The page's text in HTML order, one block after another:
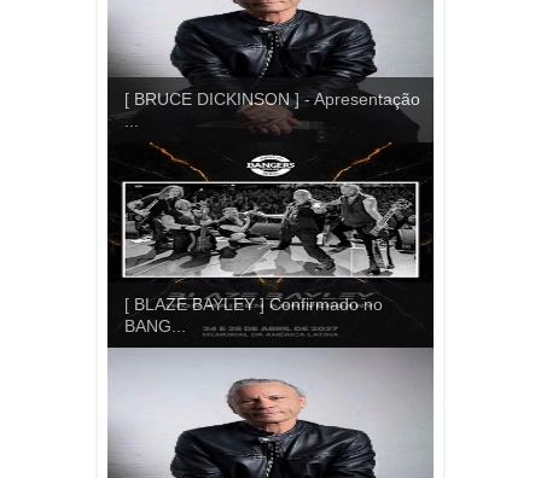
[ BRUCE DICKINSON ] - Apresentação
...
[ BLAZE BAYLEY ] Confirmado no
BANG...